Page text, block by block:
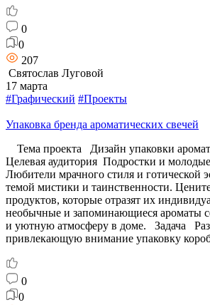
0
0
207
Святослав Луговой
17 марта
#Графический #Проекты
Упаковка бренда ароматических свечей
Тема проекта Дизайн упаковки
Целевая аудитория Подростки и
Любители мрачного стиля и готической
темой мистики и таинственности.
продуктов, которые отразят их
необычные и запоминающиеся ароматы
и уютную атмосферу в доме. Задача
привлекающую внимание упаковку
0
0